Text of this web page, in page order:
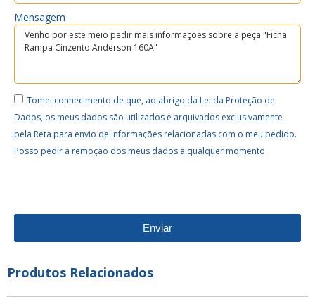
Mensagem
Tomei conhecimento de que, ao abrigo da Lei da Proteção de
Dados, os meus dados são utilizados e arquivados exclusivamente
pela Reta para envio de informações relacionadas com o meu pedido.
Posso pedir a remoção dos meus dados a qualquer momento.
Enviar
Produtos Relacionados